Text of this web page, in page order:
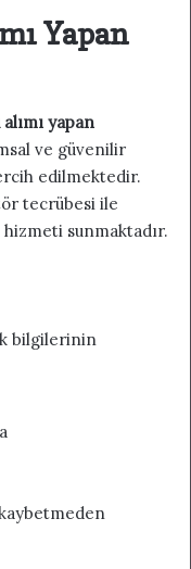
Yapan
yapan
ve güvenilir
edilmektedir.
tecrübesi ile
sunmaktadır.
bilgilerinin